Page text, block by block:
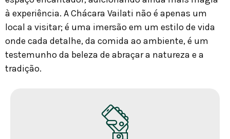
à experiência. A Chácara Vailati não é apenas um
local a visitar; é uma imersão em um estilo de vida
onde cada detalhe, da comida ao ambiente, é um
testemunho da beleza de abraçar a natureza e a
tradição.